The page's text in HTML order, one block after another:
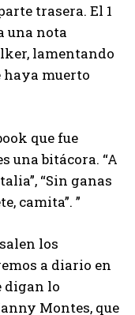
trasera. El 1
una nota
lamentando
haya muerto
que fue
una bitácora. “A
“Sin ganas
camita”. ”
los
a diario en
digan lo
Montes, que